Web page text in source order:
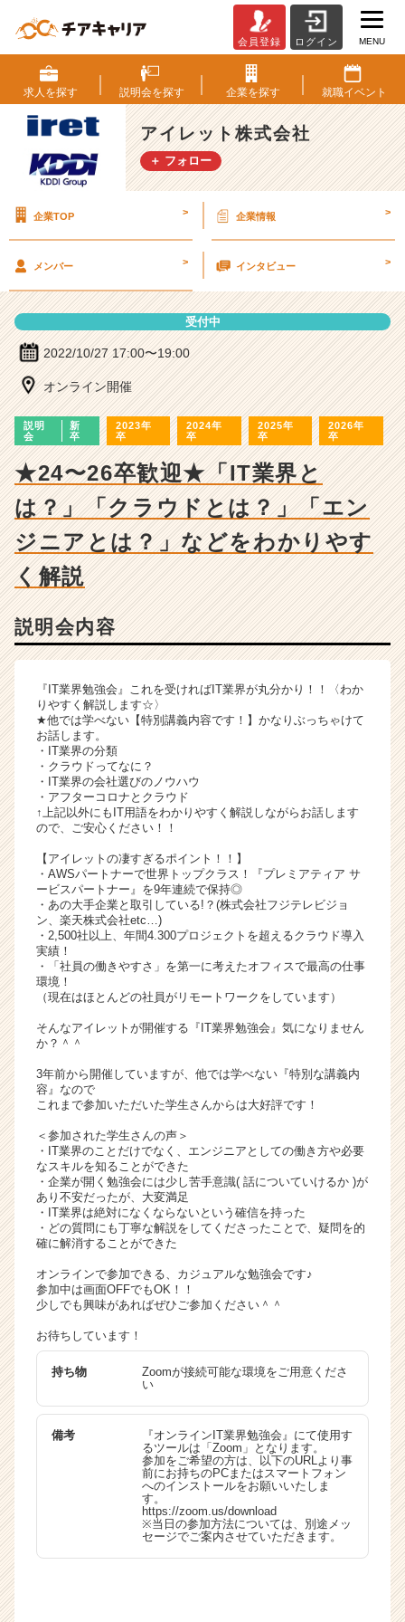
イ
レ
ッ
ト
式
説
詳
細
|
ベ
ー・
成
長
企
業
か
ら
届
就
活
ト
チ
ア
キ
リ
ア
（C
h
e
e
C
r
e
会員登録 ログイン MENU
求人を探す 説明会を探す 企業を探す 就職イベント
アイレット株式会社
＋ フォロー
企業TOP > 企業情報 >
メンバー > インタビュー >
受付中
2022/10/27 17:00〜19:00
オンライン開催
説明
会
新
卒
2023年
卒
2024年
卒
2025年
卒
2026年
卒
★24〜26卒歓迎★「IT業界と
は？」「クラウドとは？」「エン
ジニアとは？」などをわかりやす
く解説
説明会内容
『IT業界勉強会』これを受ければIT業界が丸分かり！！〈わか
りやすく解説します☆〉
★他では学べない【特別講義内容です！】かなりぶっちゃけて
お話します。
・IT業界の分類
・クラウドってなに？
・IT業界の会社選びのノウハウ
・アフターコロナとクラウド
↑上記以外にもIT用語をわかりやすく解説しながらお話します
ので、ご安心ください！！
【アイレットの凄すぎるポイント！！】
・AWSパートナーで世界トップクラス！『プレミアティア サ
ービスパートナー』を9年連続で保持◎
・あの大手企業と取引している!？(株式会社フジテレビジョ
ン、楽天株式会社etc…)
・2,500社以上、年間4.300プロジェクトを超えるクラウド導入
実績！
・「社員の働きやすさ」を第一に考えたオフィスで最高の仕事
環境！
（現在はほとんどの社員がリモートワークをしています）
そんなアイレットが開催する『IT業界勉強会』気になりません
か？＾＾
3年前から開催していますが、他では学べない『特別な講義内
容』なので
これまで参加いただいた学生さんからは大好評です！
＜参加された学生さんの声＞
・IT業界のことだけでなく、エンジニアとしての働き方や必要
なスキルを知ることができた
・企業が開く勉強会には少し苦手意識( 話についていけるか )が
あり不安だったが、大変満足
・IT業界は絶対になくならないという確信を持った
・どの質問にも丁寧な解説をしてくださったことで、疑問を的
確に解消することができた
オンラインで参加できる、カジュアルな勉強会です♪
参加中は画面OFFでもOK！！
少しでも興味があればぜひご参加ください＾＾
お待ちしています！
持ち物
Zoomが接続可能な環境をご用意くださ
い
備考
『オンラインIT業界勉強会』にて使用す
るツールは「Zoom」となります。
参加をご希望の方は、以下のURLより事
前にお持ちのPCまたはスマートフォン
へのインストールをお願いいたしま
す。
https://zoom.us/download
※当日の参加方法については、別途メッ
セージでご案内させていただきます。